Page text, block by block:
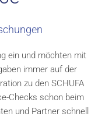
ein und möchten mit
immer auf der
zu den SCHUFA
Checks schon beim
und Partner schnell